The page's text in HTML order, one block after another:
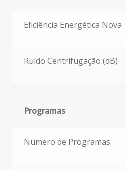
Eficiência Energética Nova
Ruído Centrifugação (dB)
Programas
Número de Programas